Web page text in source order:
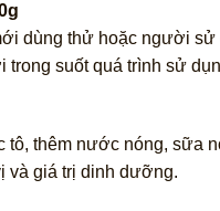
dùng thử hoặc người
trong suốt quá trình sử
tô, thêm nước nóng, sữa
và giá trị dinh dưỡng.